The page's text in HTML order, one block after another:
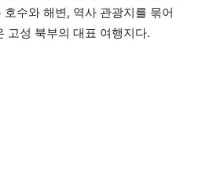
수와 해변, 역사 관광지를 묶어
고성 북부의 대표 여행지다.